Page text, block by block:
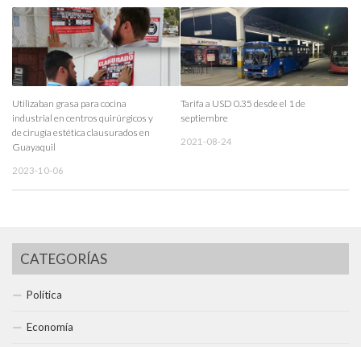
Utilizaban grasa para cocina
industrial en centros quirúrgicos y
de cirugía estética clausurados en
Guayaquil
2023-10-06
Tarifa a USD 0.35 desde el 1 de
septiembre
2021-08-24
CATEGORÍAS
Política
Economía